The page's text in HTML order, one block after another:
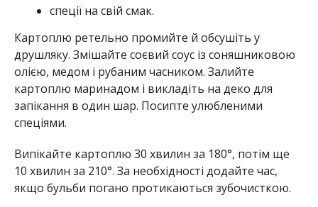
спеції на свій смак.
Картоплю ретельно промийте й обсушіть у
друшляку. Змішайте соєвий соус із соняшниковою
олією, медом і рубаним часником. Залийте
картоплю маринадом і викладіть на деко для
запікання в один шар. Посипте улюбленими
спеціями.
Випікайте картоплю 30 хвилин за 180°, потім ще
10 хвилин за 210°. За необхідності додайте час,
якщо бульби погано протикаються зубочисткою.